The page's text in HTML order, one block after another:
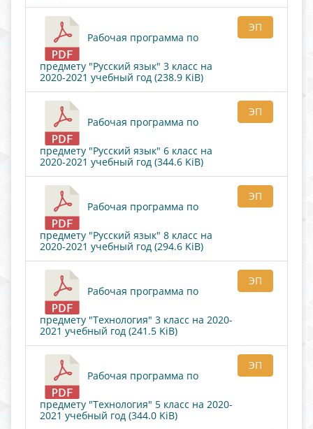
Рабочая программа по
предмету "Русский язык" 3 класс на
2020-2021 учебный год (238.9 KiB)
ЭП
Рабочая программа по
предмету "Русский язык" 6 класс на
2020-2021 учебный год (344.6 KiB)
ЭП
Рабочая программа по
предмету "Русский язык" 8 класс на
2020-2021 учебный год (294.6 KiB)
ЭП
Рабочая программа по
предмету "Технология" 3 класс на 2020-
2021 учебный год (241.5 KiB)
ЭП
Рабочая программа по
предмету "Технология" 5 класс на 2020-
2021 учебный год (344.0 KiB)
ЭП